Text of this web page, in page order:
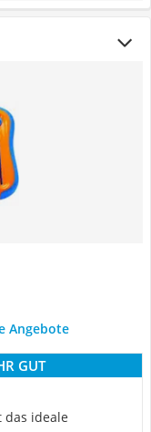
Angebote
GUT
das ideale